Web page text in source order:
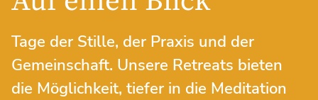
Tage der Stille, der Praxis und der
Gemeinschaft. Unsere Retreats bieten
die Möglichkeit, tiefer in die Meditation